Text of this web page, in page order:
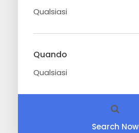
Quando
Search Now